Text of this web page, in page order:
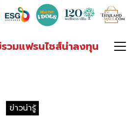
วมแฟรนไชส์น่าลงทุน
ข่าวน่ารู้